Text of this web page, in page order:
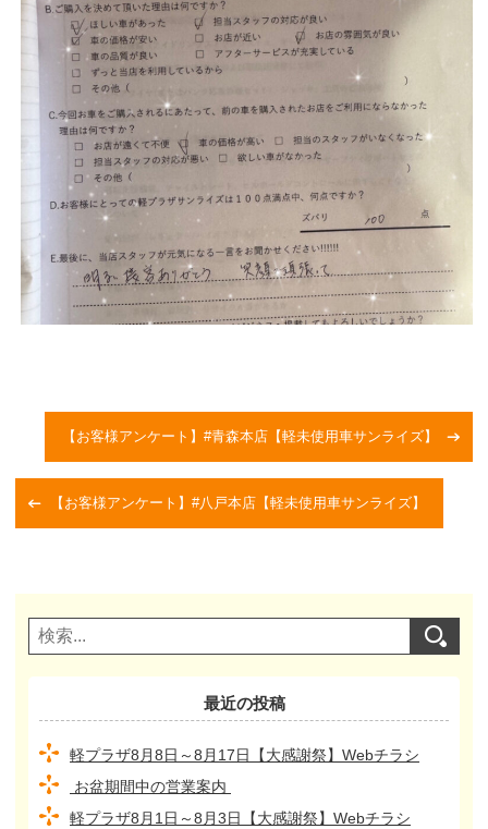
【お客様アンケート】#青森本店【軽未使用車サンライズ】
【お客様アンケート】#八戸本店【軽未使用車サンライズ】
最近の投稿
軽プラザ8月8日～8月17日【大感謝祭】Webチラシ
お盆期間中の営業案内
軽プラザ8月1日～8月3日【大感謝祭】Webチラシ